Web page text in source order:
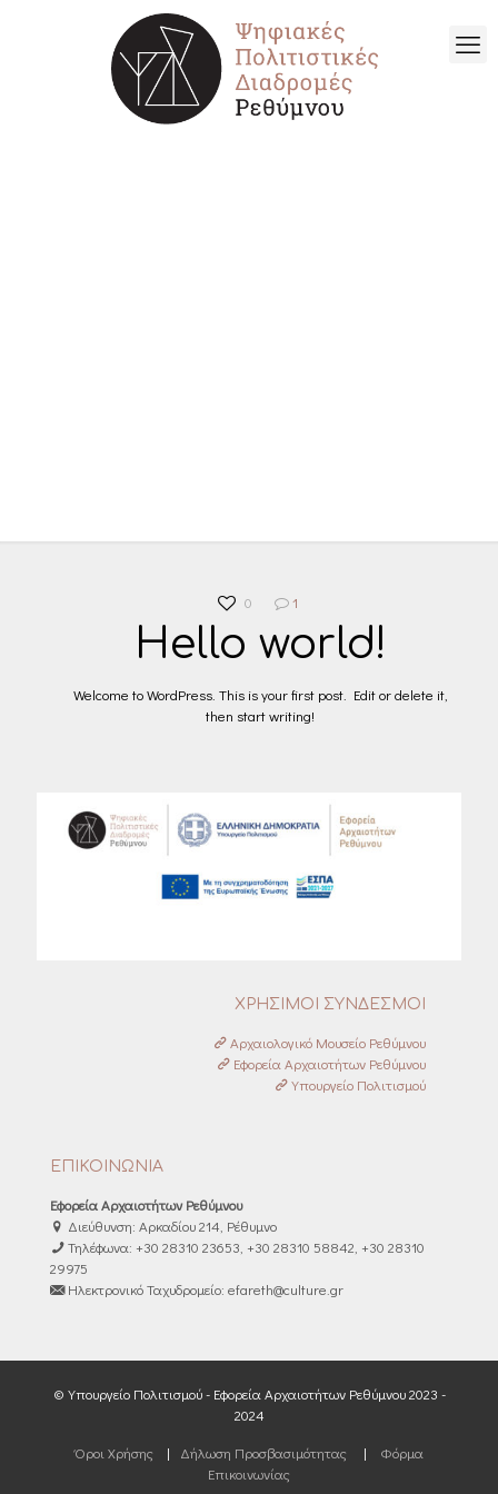
0 1
Hello world!
Welcome to WordPress. This is your first post. Edit or delete it,
then start writing!
ΧΡΗΣΙΜΟΙ ΣΥΝΔΕΣΜΟΙ
Αρχαιολογικό Μουσείο Ρεθύμνου
Εφορεία Αρχαιοτήτων Ρεθύμνου
Υπουργείο Πολιτισμού
ΕΠΙΚΟΙΝΩΝΙΑ
Εφορεία Αρχαιοτήτων Ρεθύμνου
Διεύθυνση: Αρκαδίου 214, Ρέθυμνο
Τηλέφωνα: +30 28310 23653, +30 28310 58842, +30 28310
29975
Ηλεκτρονικό Ταχυδρομείο: efareth@culture.gr
© Υπουργείο Πολιτισμού - Εφορεία Αρχαιοτήτων Ρεθύμνου 2023 -
2024
Όροι Χρήσης
| Δήλωση Προσβασιμότητας |
Φόρμα
Επικοινωνίας